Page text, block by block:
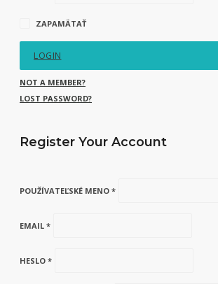
ZAPAMÄTAŤ
LOGIN
NOT A MEMBER?
LOST PASSWORD?
Register Your Account
POUŽÍVATEĽSKÉ MENO *
EMAIL *
HESLO *